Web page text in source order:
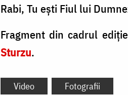
Rabi, Tu eşti Fiul lui
Fragment din cadrul
Sturzu.
Video Fotografii